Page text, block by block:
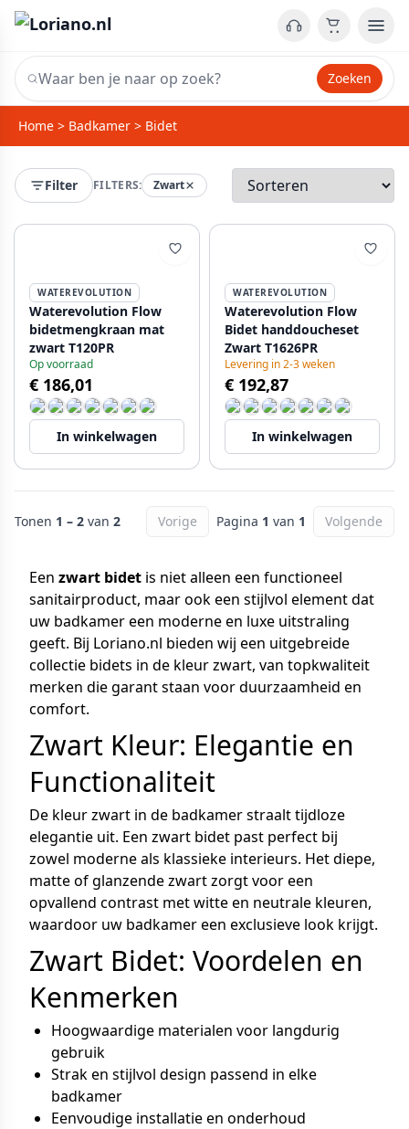
Zoeken
Home > Badkamer > Bidet
Filter FILTERS: Zwart
WATEREVOLUTION
Waterevolution Flow
bidetmengkraan mat
zwart T120PR
Op voorraad
€ 186,01
In winkelwagen
WATEREVOLUTION
Waterevolution Flow
Bidet handdoucheset
Zwart T1626PR
Levering in 2-3 weken
€ 192,87
In winkelwagen
Tonen 1 – 2 van 2 Vorige Pagina 1 van 1 Volgende
Een zwart bidet is niet alleen een functioneel
sanitairproduct, maar ook een stijlvol element dat
uw badkamer een moderne en luxe uitstraling
geeft. Bij Loriano.nl bieden wij een uitgebreide
collectie bidets in de kleur zwart, van topkwaliteit
merken die garant staan voor duurzaamheid en
comfort.
Zwart Kleur: Elegantie en
Functionaliteit
De kleur zwart in de badkamer straalt tijdloze
elegantie uit. Een zwart bidet past perfect bij
zowel moderne als klassieke interieurs. Het diepe,
matte of glanzende zwart zorgt voor een
opvallend contrast met witte en neutrale kleuren,
waardoor uw badkamer een exclusieve look krijgt.
Zwart Bidet: Voordelen en
Kenmerken
Hoogwaardige materialen voor langdurig
gebruik
Strak en stijlvol design passend in elke
badkamer
Eenvoudige installatie en onderhoud